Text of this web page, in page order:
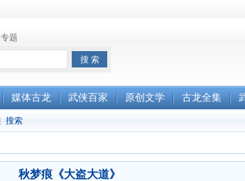
专题
媒体古龙 武侠百家 原创文学 古龙全集
搜索
秋梦痕《大盗大道》